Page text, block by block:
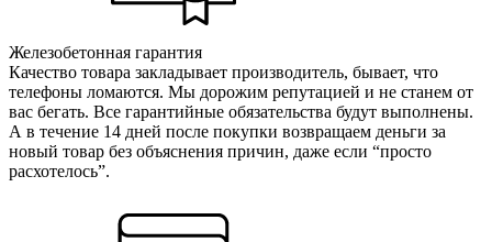
Железобетонная гарантия
Качество товара закладывает производитель, бывает, что
телефоны ломаются. Мы дорожим репутацией и не станем от
вас бегать. Все гарантийные обязательства будут выполнены.
А в течение 14 дней после покупки возвращаем деньги за
новый товар без объяснения причин, даже если “просто
расхотелось”.